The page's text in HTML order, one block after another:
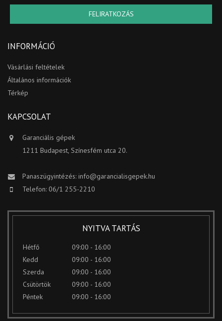
FELIRATKOZÁS
INFORMÁCIÓ
Vásárlási feltételek
Általános információk
Térkép
KAPCSOLAT
Garanciális gépek
1211 Budapest, Színesfém utca 20.
Panaszügyintézés: info@garancialisgepek.hu
Telefon: 06/1 255-2210
NYITVA TARTÁS
Hétfő
09:00 - 16:00
Kedd
09:00 - 16:00
Szerda
09:00 - 16:00
Csütörtök
09:00 - 16:00
Péntek
09:00 - 16:00